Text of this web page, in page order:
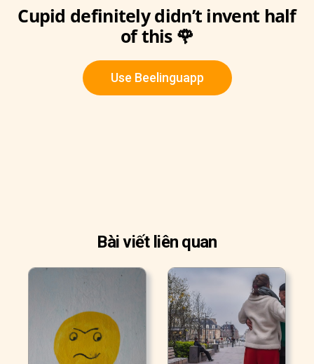
Cupid definitely didn’t invent half
of this 🌹
Use Beelinguapp
Bài viết liên quan